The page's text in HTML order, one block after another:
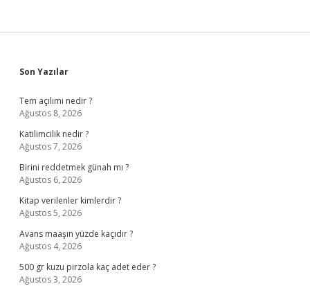
Sidebar
Son Yazılar
Tem açılımı nedir ?
Ağustos 8, 2026
Katilimcilik nedir ?
Ağustos 7, 2026
Birini reddetmek günah mı ?
Ağustos 6, 2026
Kitap verilenler kimlerdir ?
Ağustos 5, 2026
Avans maaşın yüzde kaçıdır ?
Ağustos 4, 2026
500 gr kuzu pirzola kaç adet eder ?
Ağustos 3, 2026